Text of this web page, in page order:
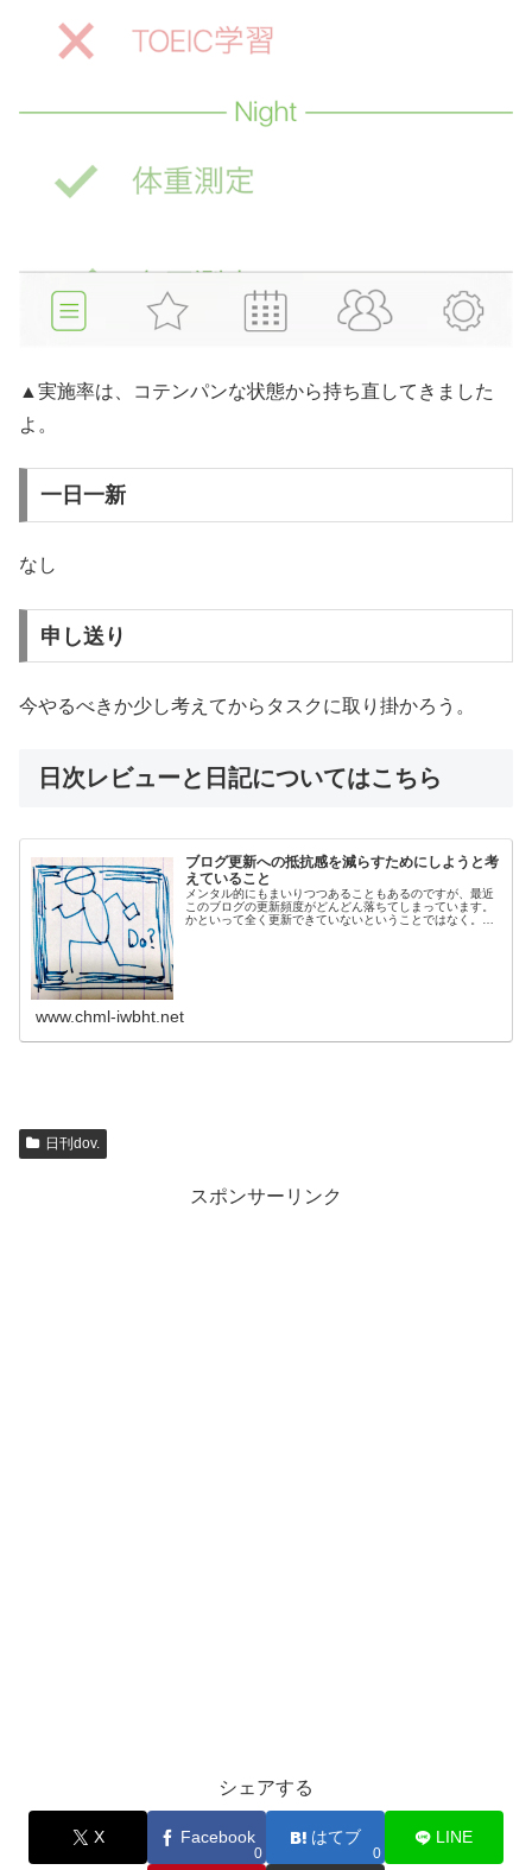
▲実施率は、コテンパンな状態から持ち直してきました
よ。
一日一新
なし
申し送り
今やるべきか少し考えてからタスクに取り掛かろう。
日次レビューと日記についてはこちら
ブログ更新への抵抗感を減らすためにしようと考
えていること
メンタル的にもまいりつつあることもあるのですが、最近
このブログの更新頻度がどんどん落ちてしまっています。
かといって全く更新できていないということではなく。別
www.chml-iwbht.net
日刊dov.
スポンサーリンク
シェアする
X Facebook
0
はてブ
0
LINE